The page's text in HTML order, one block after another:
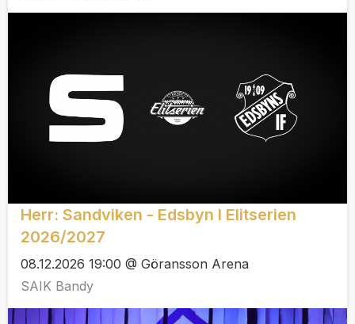
Herr: Sandviken - Edsbyn I Elitserien
2026/2027
08.12.2026 19:00 @ Göransson Arena
SAIK Bandy